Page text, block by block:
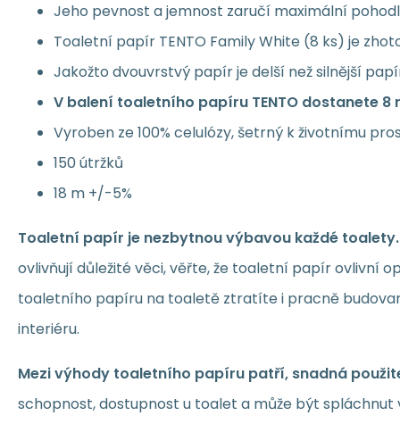
Jeho pevnost a jemnost zaručí maximální
Toaletní papír TENTO Family White (8 ks) je
Jakožto dvouvrstvý papír je delší než silnější
V balení toaletního papíru TENTO dostanete 8
Vyroben ze 100% celulózy, šetrný k životnímu
150 útržků
18 m +/-5%
Toaletní papír je nezbytnou výbavou každé toalety.
ovlivňují důležité věci, věřte, že toaletní papír ovlivní
toaletního papíru na toaletě ztratíte i pracně
interiéru.
Mezi výhody toaletního papíru patří, snadná
schopnost, dostupnost u toalet a může být spláchnut